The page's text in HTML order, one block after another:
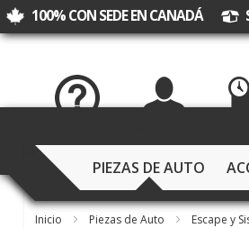
100% CON SEDE EN CANADÁ
PIEZAS DE AUTO
Inicio Piezas de Auto Escape y